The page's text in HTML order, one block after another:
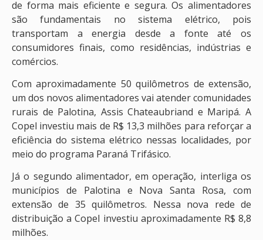
de forma mais eficiente e segura. Os alimentadores
são fundamentais no sistema elétrico, pois
transportam a energia desde a fonte até os
consumidores finais, como residências, indústrias e
comércios.
Com aproximadamente 50 quilômetros de extensão,
um dos novos alimentadores vai atender comunidades
rurais de Palotina, Assis Chateaubriand e Maripá. A
Copel investiu mais de R$ 13,3 milhões para reforçar a
eficiência do sistema elétrico nessas localidades, por
meio do programa Paraná Trifásico.
Já o segundo alimentador, em operação, interliga os
municípios de Palotina e Nova Santa Rosa, com
extensão de 35 quilômetros. Nessa nova rede de
distribuição a Copel investiu aproximadamente R$ 8,8
milhões.